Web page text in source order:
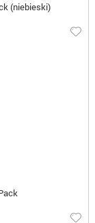
(niebieski)